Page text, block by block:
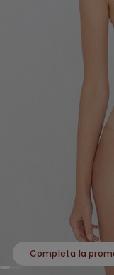
Completa la